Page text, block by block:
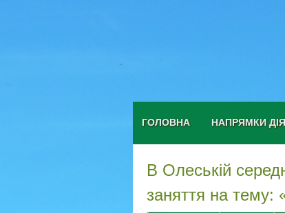
ГОЛОВНА НАПРЯМКИ
В Олеській
заняття на тему: